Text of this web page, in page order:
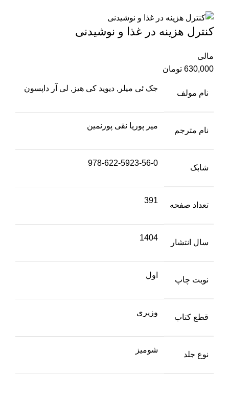
کنترل هزینه در غذا و نوشیدنی
مالی
630,000 تومان
نام مولف
جک ئی میلر, دیوید کی هیز, لی آر داپسون
نام مترجم
میر پوریا نقی پورنمین
شابک
978-622-5923-56-0
تعداد صفحه
391
سال انتشار
1404
نوبت چاپ
اول
قطع کتاب
وزیری
نوع جلد
شومیز